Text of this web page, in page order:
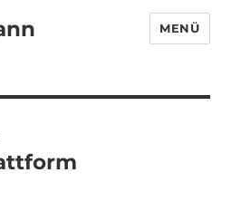
MENÜ